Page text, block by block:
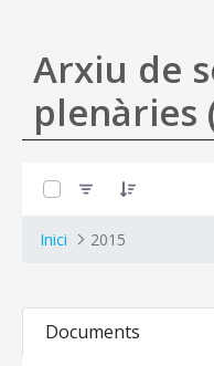
Arxiu de
plenàries
Inici 2015
Documents